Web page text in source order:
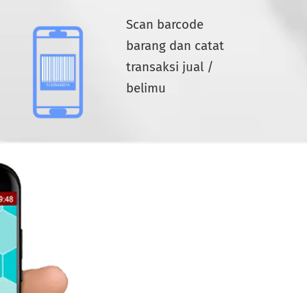
Scan barcode
barang dan catat
transaksi jual /
belimu